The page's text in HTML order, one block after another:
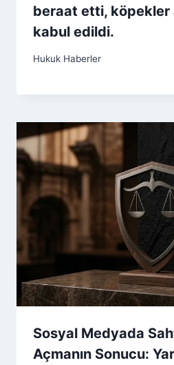
beraat etti, köpekler
kabul edildi.
Hukuk Haberler
Sosyal Medyada
Açmanın Sonucu: